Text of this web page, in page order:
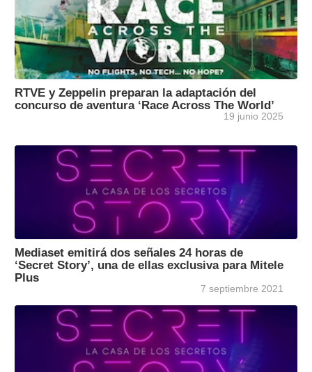
RTVE y Zeppelin preparan la adaptación del
concurso de aventura ‘Race Across The World’
19 junio 2025
Mediaset emitirá dos señales 24 horas de
‘Secret Story’, una de ellas exclusiva para Mitele
Plus
7 septiembre 2021